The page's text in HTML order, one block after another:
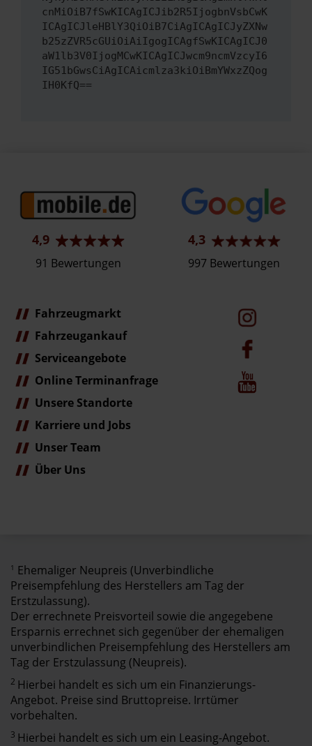
cnMiOiB7fSwKICAgICJib2R5IjogbnVsbCwK
ICAgICJleHBlY3QiOiB7CiAgICAgICJyZXNw
b25zZVR5cGUiOiAiIgogICAgfSwKICAgICJ0
aW1lb3V0IjogMCwKICAgICJwcm9ncmVzcyI6
IG51bGwsCiAgICAicmlza3kiOiBmYWxzZQog
IH0KfQ==
4,9
91 Bewertungen
4,3
997 Bewertungen
Fahrzeugmarkt
Fahrzeugankauf
Serviceangebote
Online Terminanfrage
Unsere Standorte
Karriere und Jobs
Unser Team
Über Uns
1 Ehemaliger Neupreis (Unverbindliche
Preisempfehlung des Herstellers am Tag der
Erstzulassung).
Der errechnete Preisvorteil sowie die angegebene
Ersparnis errechnet sich gegenüber der ehemaligen
unverbindlichen Preisempfehlung des Herstellers am
Tag der Erstzulassung (Neupreis).
2 Hierbei handelt es sich um ein Finanzierungs-
Angebot. Preise sind Bruttopreise. Irrtümer
vorbehalten.
3 Hierbei handelt es sich um ein Leasing-Angebot.